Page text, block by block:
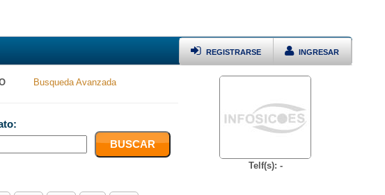
INGRESAR
REGISTRARSE
Busqueda Avanzada
Telf(s): -